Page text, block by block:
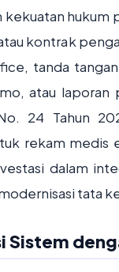
hukum
kontrak
tanda
atau laporan
24 Tahun
rekam medis
dalam
tata